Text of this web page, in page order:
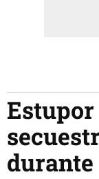
durante